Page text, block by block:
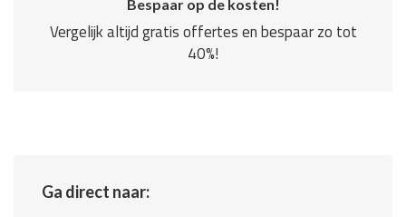
Bespaar op de kosten!
Vergelijk altijd gratis offertes en bespaar zo tot
40%!
Ga direct naar: